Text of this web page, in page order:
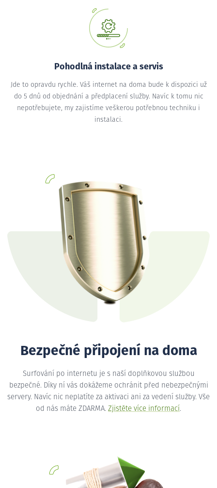
Pohodlná instalace a servis
Jde to opravdu rychle. Váš internet na doma bude k dispozici už
do 5 dnů od objednání a předplacení služby. Navíc k tomu nic
nepotřebujete, my zajistíme veškerou potřebnou techniku i
instalaci.
Bezpečné připojení na doma
Surfování po internetu je s naší doplňkovou službou
bezpečné. Díky ní vás dokážeme ochránit před nebezpečnými
servery. Navíc nic neplatíte za aktivaci ani za vedení služby. Vše
od nás máte ZDARMA. Zjistěte více informací.